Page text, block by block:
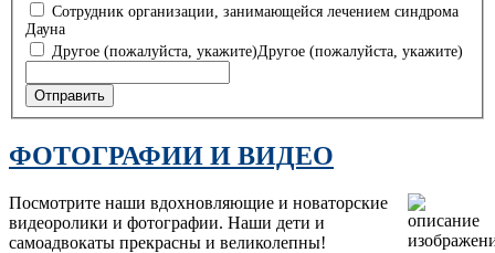
Сотрудник организации, занимающейся лечением синдрома
Дауна
Другое (пожалуйста, укажите)Другое (пожалуйста, укажите)
Отправить
ФОТОГРАФИИ И ВИДЕО
Посмотрите наши вдохновляющие и новаторские
видеоролики и фотографии. Наши дети и
самоадвокаты прекрасны и великолепны!